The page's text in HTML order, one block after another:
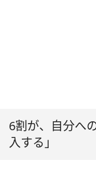
6割が、自分へ
入する」